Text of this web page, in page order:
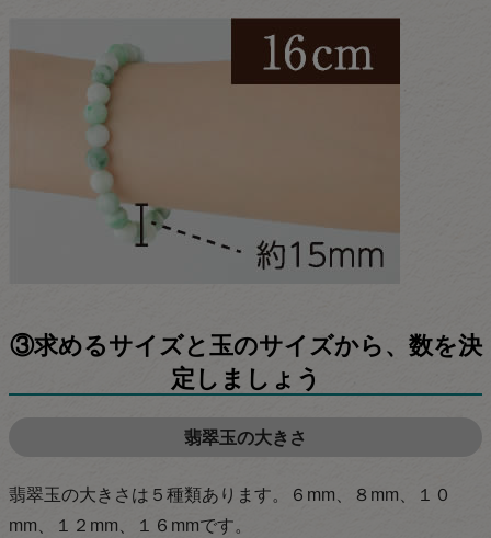
③求めるサイズと玉のサイズから、数を決
定しましょう
翡翠玉の大きさ
翡翠玉の大きさは５種類あります。６mm、８mm、１０
mm、１２mm、１６mmです。